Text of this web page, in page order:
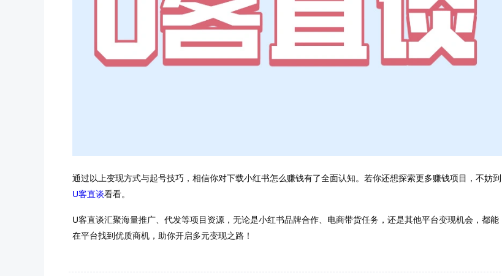
通过以上变现方式与起号技巧，相信你对下载小红书怎么赚钱有了全面认知。若你还想探索更多赚钱项目，不妨到
U客直谈看看。
U客直谈汇聚海量推广、代发等项目资源，无论是小红书品牌合作、电商带货任务，还是其他平台变现机会，都能
在平台找到优质商机，助你开启多元变现之路！